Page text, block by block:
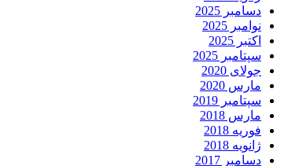
دسامبر 2025
نوامبر 2025
اکتبر 2025
سپتامبر 2025
جولای 2020
مارس 2020
سپتامبر 2019
مارس 2018
فوریه 2018
ژانویه 2018
دسامبر 2017